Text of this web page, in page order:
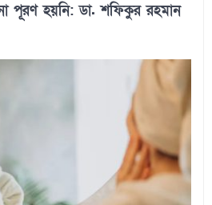
পূরণ হয়নি: ডা. শফিকুর রহমান